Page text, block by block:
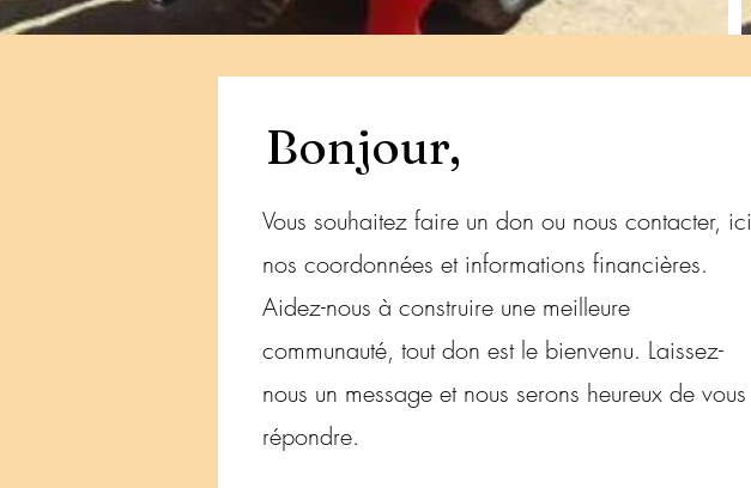
Bonjour,
Vous souhaitez faire un don ou nous contacter, ici
nos coordonnées et informations financières.
Aidez-nous à construire une meilleure
communauté, tout don est le bienvenu. Laissez-
nous un message et nous serons heureux de vous
répondre.